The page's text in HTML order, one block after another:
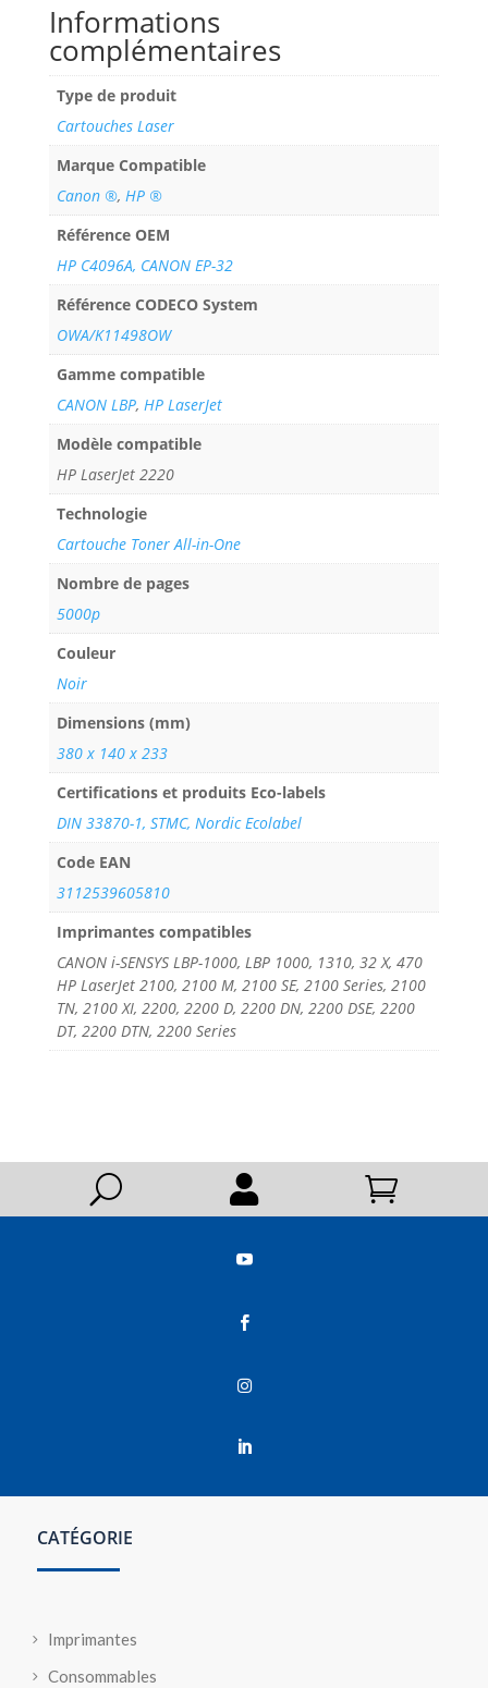
Informations
complémentaires
Type de produit
Cartouches Laser
Marque Compatible
Canon ®, HP ®
Référence OEM
HP C4096A, CANON EP-32
Référence CODECO System
OWA/K11498OW
Gamme compatible
CANON LBP, HP LaserJet
Modèle compatible
HP LaserJet 2220
Technologie
Cartouche Toner All-in-One
Nombre de pages
5000p
Couleur
Noir
Dimensions (mm)
380 x 140 x 233
Certifications et produits Eco-labels
DIN 33870-1, STMC, Nordic Ecolabel
Code EAN
3112539605810
Imprimantes compatibles
CANON i-SENSYS LBP-1000, LBP 1000, 1310, 32 X, 470
HP LaserJet 2100, 2100 M, 2100 SE, 2100 Series, 2100
TN, 2100 XI, 2200, 2200 D, 2200 DN, 2200 DSE, 2200
DT, 2200 DTN, 2200 Series
U  




CATÉGORIE
Imprimantes
Consommables